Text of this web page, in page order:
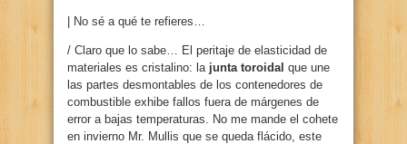
| No sé a qué te refieres…
/ Claro que lo sabe… El peritaje de elasticidad de
materiales es cristalino: la junta toroidal que une
las partes desmontables de los contenedores de
combustible exhibe fallos fuera de márgenes de
error a bajas temperaturas. No me mande el cohete
en invierno Mr. Mullis que se queda flácido, este